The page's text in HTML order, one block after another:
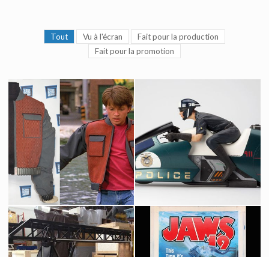
Tout Vu à l'écran
Fait pour la production
Fait pour la promotion